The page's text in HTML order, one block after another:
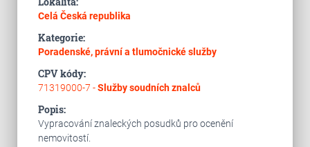
Celá Česká republika
Kategorie:
Poradenské, právní a tlumočnické služby
CPV kódy:
71319000-7 -Služby soudních znalců
Popis:
Vypracování znaleckých posudků pro ocenění
nemovitostí.